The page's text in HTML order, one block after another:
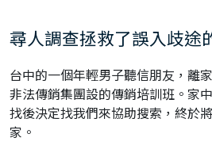
尋人調查拯救了誤入歧途
台中的一個年輕男子聽信朋友，離
非法傳銷集團設的傳銷培訓班。家
找後決定找我們來協助搜索，終於
家。